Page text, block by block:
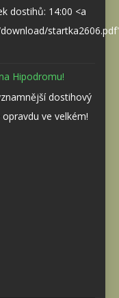
dostihů: 14:00 <a
Hipodromu!
dostihový
ve velkém!